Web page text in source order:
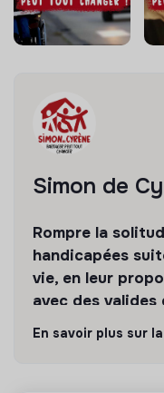
Simon de
Rompre la
handicapées
vie, en leur
avec des valides
partagées, et
quartier.
En savoir plus sur